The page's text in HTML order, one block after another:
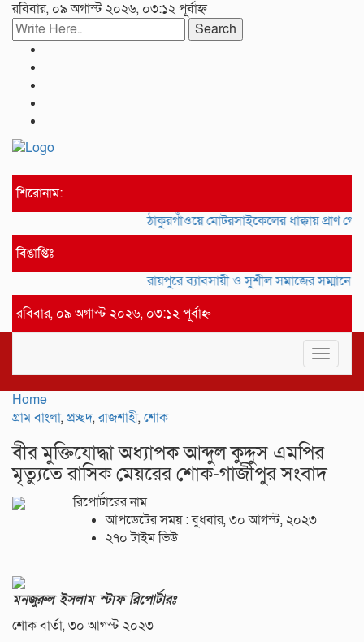
রবিবার, ০৯ অগাস্ট ২০২৬, ০৩:১২ পূর্বাহ্ন
Search
শিরোনাম:
ঠাকুরগাঁওয়ে মোটরসাইকেলের ধাক্কায়
বিঙাপ্তিঃ
রায়পুরে ব্যাবসায়ী ও সুশীল সমাজের সম্মানে
রবিবার, ০৯ অগাস্ট ২০২৬, ০৩:১২ পূর্বাহ্ন
Toggle
Home
গ্রাম বাংলা,প্রচ্ছদ,রাজশাহী,শোক
বীর মুক্তিযোদ্ধা অধ্যাপক আব্দুল কুদ্দুস এমপির
মৃত্যুতে রাসিক মেয়রের শোক-গাজীপুর সংবাদ
রিপোর্টারের নাম
আপডেটের সময় : বুধবার, ৩০ আগস্ট, ২০২৩
২৭০ টাইম ভিউ
মনজুরুল ইসলাম স্টাফ রিপোর্টারঃ
শোক বার্তা, ৩০ আগস্ট ২০২৩